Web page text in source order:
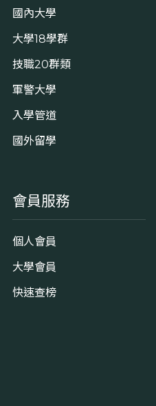
國內大學
大學18學群
技職20群類
軍警大學
入學管道
國外留學
會員服務
個人會員
大學會員
快速查榜